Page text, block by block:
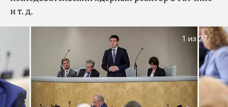
и т. д.
1 из 27